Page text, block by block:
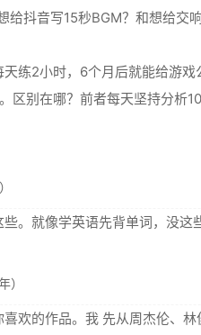
给抖音写15秒BGM？和想给交
练2小时，6个月后就能给游
区别在哪？前者每天坚持分析
些。就像学英语先背单词，没这
）
欢的作品。我 先从周杰伦、